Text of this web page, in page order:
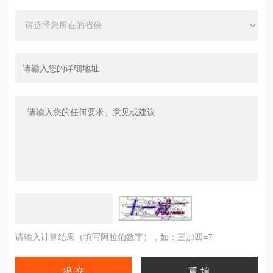
请输入计算结果（填写阿拉伯数字），如：三加四=7